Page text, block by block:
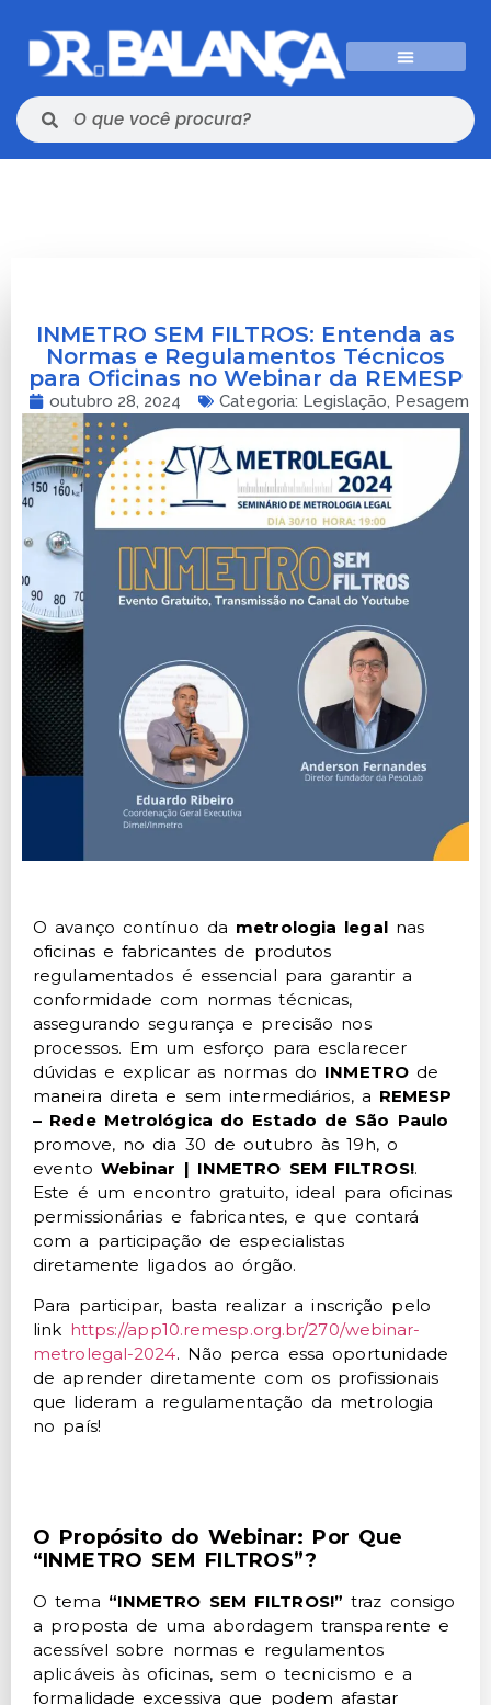
INMETRO SEM FILTROS: Entenda as
Normas e Regulamentos Técnicos
para Oficinas no Webinar da REMESP
outubro 28, 2024 Categoria: Legislação, Pesagem
O avanço contínuo da metrologia legalnas
oficinas e fabricantes de produtos
regulamentados é essencial para garantir a
conformidade com normas técnicas,
assegurando segurança e precisão nos
processos. Em um esforço para esclarecer
dúvidas e explicar as normas do INMETROde
maneira direta e sem intermediários, a REMESP
– Rede Metrológica do Estado de São Paulo
promove, no dia 30 de outubro às 19h, o
evento Webinar | INMETRO SEM FILTROS!.
Este é um encontro gratuito, ideal para oficinas
permissionárias e fabricantes, e que contará
com a participação de especialistas
diretamente ligados ao órgão.
Para participar, basta realizar a inscrição pelo
link https://app10.remesp.org.br/270/webinar-
metrolegal-2024. Não perca essa oportunidade
de aprender diretamente com os profissionais
que lideram a regulamentação da metrologia
no país!
O Propósito do Webinar: Por Que
“INMETRO SEM FILTROS”?
O tema “INMETRO SEM FILTROS!” traz consigo
a proposta de uma abordagem transparente e
acessível sobre normas e regulamentos
aplicáveis às oficinas, sem o tecnicismo e a
formalidade excessiva que podem afastar